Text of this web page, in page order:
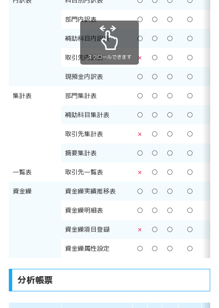
部門内訳表 ○ ○ ○ ○
補助科目内訳表 ○ ○ ○ ○
取引先内訳表 × ○ ○ ○
現預金内訳表 ○ ○ ○ ○
集計表 部門集計表 ○ ○ ○ ○
補助科目集計表 ○ ○ ○ ○
取引先集計表 × ○ ○ ○
摘要集計表 ○ ○ ○ ○
一覧表 取引先一覧表 × ○ ○ ○
資金繰 資金繰実績推移表 ○ ○ ○ ○
資金繰明細表 ○ ○ ○ ○
資金繰項目登録 × ○ ○ ○
資金繰属性設定 ○ ○ ○ ○
スクロールできます
分析帳票